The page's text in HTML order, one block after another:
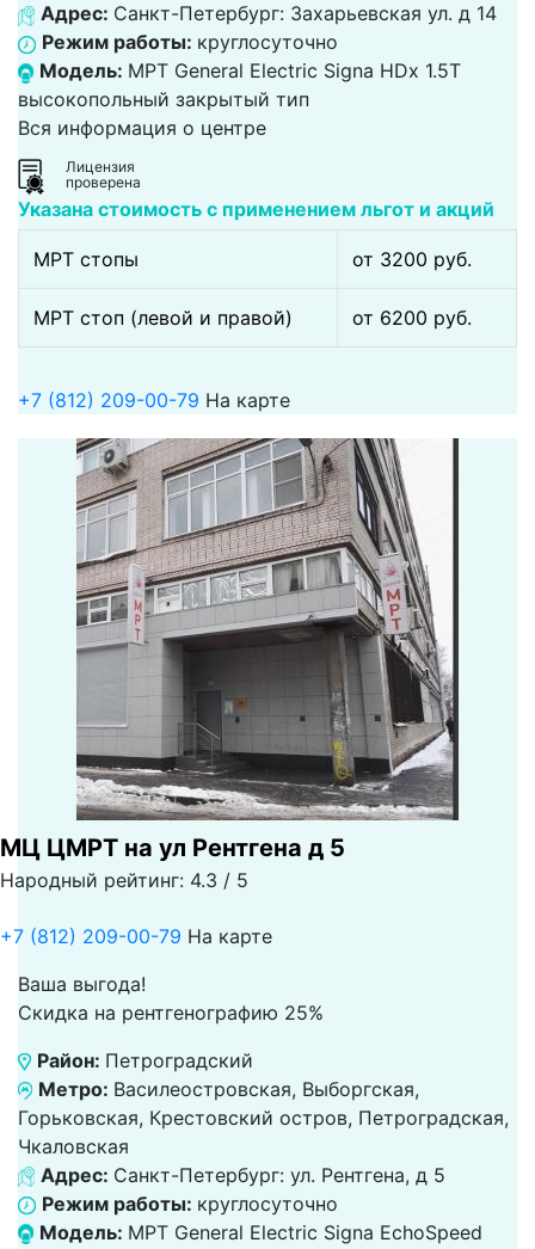
Адрес: Санкт-Петербург: Захарьевская ул. д 14
Режим работы: круглосуточно
Модель: МРТ General Electric Signa HDx 1.5T
высокопольный закрытый тип
Вся информация о центре
Лицензия
проверена
Указана стоимость с применением льгот и акций
МРТ стопы от 3200 pуб.
МРТ стоп (левой и правой) от 6200 pуб.
+7 (812) 209-00-79 На карте
МЦ ЦМРТ на ул Рентгена д 5
Народный рейтинг: 4.3 / 5
+7 (812) 209-00-79 На карте
Ваша выгода!
Скидка на рентгенографию 25%
Район: Петроградский
Метро: Василеостровская, Выборгская,
Горьковская, Крестовский остров, Петроградская,
Чкаловская
Адрес: Санкт-Петербург: ул. Рентгена, д 5
Режим работы: круглосуточно
Модель: МРТ General Electric Signa EchoSpeed